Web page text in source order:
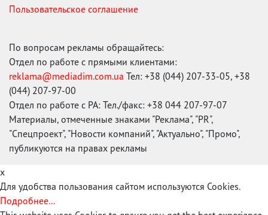
Пользовательское соглашение
По вопросам рекламы обращайтесь:
Отдел по работе с прямыми клиентами:
reklama@mediadim.com.ua Тел: +38 (044) 207-33-05, +38
(044) 207-97-00
Отдел по работе с РА: Тел./факс: +38 044 207-97-07
Материалы, отмеченные знаками "Реклама", "PR",
"Спецпроект", "Новости компаний", "Актуально", "Промо",
публикуются на правах рекламы
x
Для удобства пользования сайтом используются Cookies.
Подробнее...